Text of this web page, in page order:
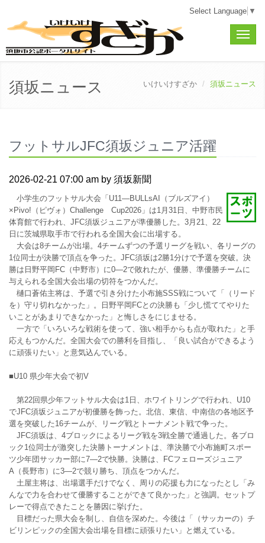
Select Language ▼
Toggle
須坂ニュース いけいけすざか 須坂ニュース
フットサルJFC須坂ジュニア活躍
2026-02-21 07:00 am by 須坂新聞
小学生のフットサル大会「U11―BULLsAI（ブルズアイ）
×Pivo!（ピヴォ）Challenge Cup2026」は1月31日、中野市民
体育館で行われ、JFC須坂ジュニアが準優勝した。3月21、22
日に茨城県取手市で行われる全国大会に出場する。
大会は8チームが出場。4チームずつの予選リーグを戦い、各リーグの
1位同士が決勝で頂点を争った。JFC須坂は2勝1分けで予選を突破。決
勝は日野平岡FC（中野市）に0―2で敗れたが、優勝、準優勝チームに
与えられる全国大会出場の切符をつかんだ。
樋口蒼佑主将は、予選で引き分けた小布施SSS戦について「（リード
を）守り切れなかった」。日野平岡FCとの決勝も「少し慌ててやりた
いことがあまりできなかった」と悔しさをにじませる。
一方で「いろいろな戦術を使って、強い相手からも点が取れた」と手
応えもつかんだ。全国大会での勝利を目指し、「良い試合ができるよう
に頑張りたい」と意気込んでいる。
■U10 県少年大会で初V
第22回県少年フットサル大会は1日、ホワイトリングで行われ、U10
でJFC須坂ジュニアが初優勝を飾った。北信、東信、中南信の各地区予
選を突破した16チームが、リーグ戦とトーナメント戦で争った。
JFC須坂は、4ブロックによるリーグ戦を3戦全勝で通過した。各ブロ
ック1位同士が激突した決勝トーナメントは、準決勝で小布施町スポー
ツ少年団サッカー部に7―2で快勝。決勝は、FCフェローズジュニア
A（長野市）に3―2で競り勝ち、頂点をつかんだ。
土屋主将は、出場選手だけでなく、周りの応援も力になったとし「み
んなで力を合わせて優勝することができて良かった」と強調。セットプ
レーで得点できたことを勝因に挙げた。
目標だった県大会を制し、自信を深めた。今後は「（サッカーの）チ
ビリンピックの全国大会出場を目標に頑張りたい」と燃えている。